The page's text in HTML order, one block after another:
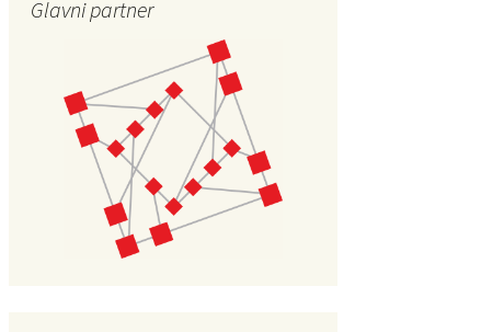
Glavni partner